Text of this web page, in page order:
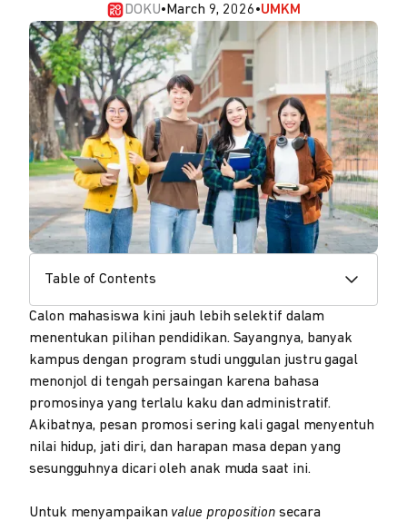
DOKU• March 9, 2026•UMKM
Table of Contents
Calon mahasiswa kini jauh lebih selektif dalam
menentukan pilihan pendidikan. Sayangnya, banyak
kampus dengan program studi unggulan justru gagal
menonjol di tengah persaingan karena bahasa
promosinya yang terlalu kaku dan administratif.
Akibatnya, pesan promosi sering kali gagal menyentuh
nilai hidup, jati diri, dan harapan masa depan yang
sesungguhnya dicari oleh anak muda saat ini.
Untuk menyampaikan value proposition secara